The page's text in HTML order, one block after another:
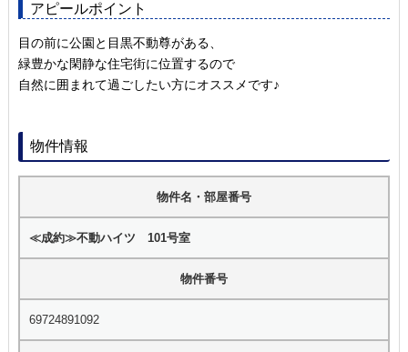
アピールポイント
目の前に公園と目黒不動尊がある、
緑豊かな閑静な住宅街に位置するので
自然に囲まれて過ごしたい方にオススメです♪
物件情報
物件名・部屋番号
≪成約≫不動ハイツ 101号室
物件番号
69724891092